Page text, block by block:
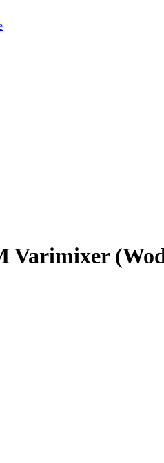
Varimixer